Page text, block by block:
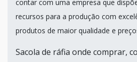
contar com uma empresa que
recursos para a produção com
produtos de maior qualidade e
Sacola de ráfia onde comprar,